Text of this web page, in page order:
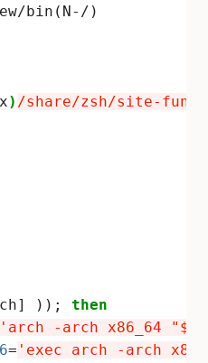
) /share/zsh/site-
)); then
'arch -arch x86_64
= 'exec arch -arch